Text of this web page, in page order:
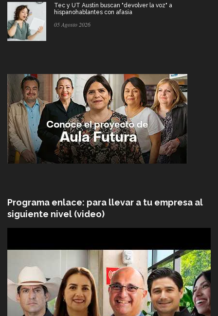
Tec y UT Austin buscan "devolver la voz" a
hispanohablantes con afasia
05 Agosto 2026
Programa enlace: para llevar a tu empresa al
siguiente nivel (video)